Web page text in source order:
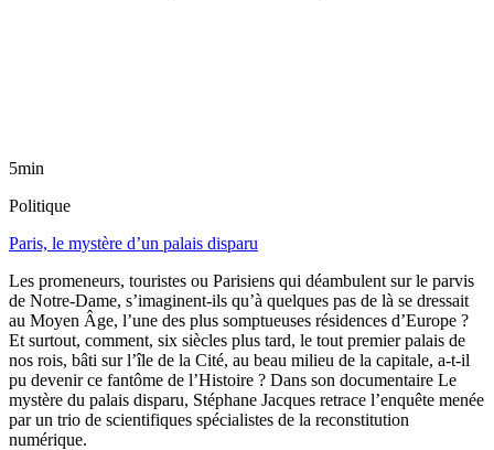
5min
Politique
Paris, le mystère d’un palais disparu
Les promeneurs, touristes ou Parisiens qui déambulent sur le parvis
de Notre-Dame, s’imaginent-ils qu’à quelques pas de là se dressait
au Moyen Âge, l’une des plus somptueuses résidences d’Europe ?
Et surtout, comment, six siècles plus tard, le tout premier palais de
nos rois, bâti sur l’île de la Cité, au beau milieu de la capitale, a-t-il
pu devenir ce fantôme de l’Histoire ? Dans son documentaire Le
mystère du palais disparu, Stéphane Jacques retrace l’enquête menée
par un trio de scientifiques spécialistes de la reconstitution
numérique.